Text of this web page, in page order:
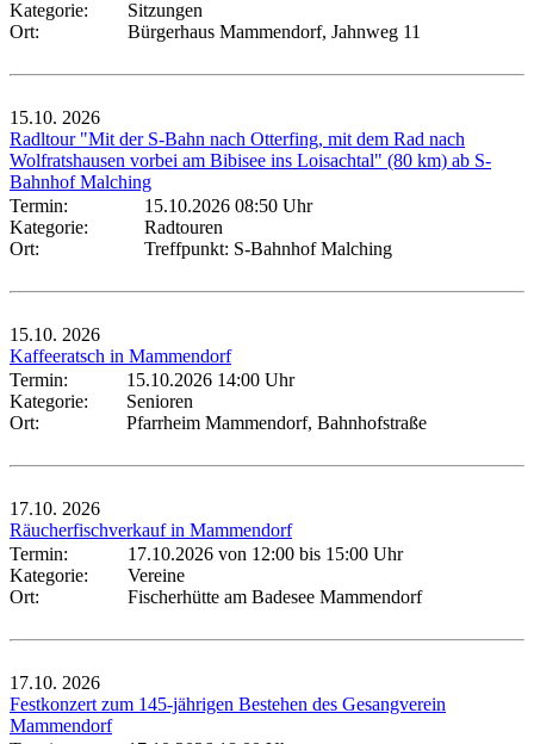
Kategorie:
Sitzungen
Ort:
Bürgerhaus Mammendorf, Jahnweg 11
15.10. 2026
Radltour "Mit der S-Bahn nach Otterfing, mit dem Rad nach
Wolfratshausen vorbei am Bibisee ins Loisachtal" (80 km) ab S-
Bahnhof Malching
Termin:
15.10.2026 08:50 Uhr
Kategorie:
Radtouren
Ort:
Treffpunkt: S-Bahnhof Malching
15.10. 2026
Kaffeeratsch in Mammendorf
Termin:
15.10.2026 14:00 Uhr
Kategorie:
Senioren
Ort:
Pfarrheim Mammendorf, Bahnhofstraße
17.10. 2026
Räucherfischverkauf in Mammendorf
Termin:
17.10.2026 von 12:00 bis 15:00 Uhr
Kategorie:
Vereine
Ort:
Fischerhütte am Badesee Mammendorf
17.10. 2026
Festkonzert zum 145-jährigen Bestehen des Gesangverein
Mammendorf